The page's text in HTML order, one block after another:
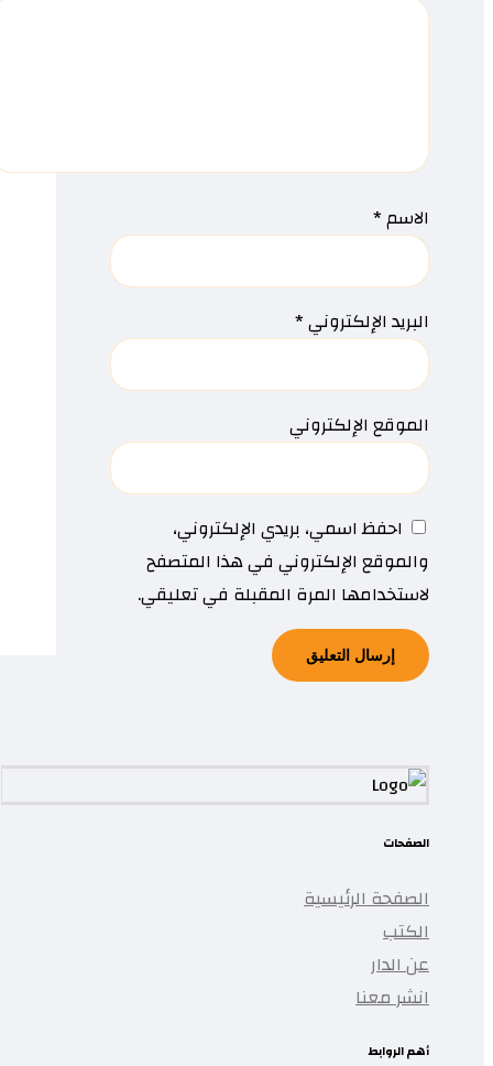
الاسم*
البريد الإلكتروني*
الموقع الإلكتروني
احفظ اسمي، بريدي الإلكتروني،
والموقع الإلكتروني في هذا المتصفح
لاستخدامها المرة المقبلة في تعليقي.
الصفحات
الصفحة الرئيسية
الكتب
عن الدار
انشر معنا
أهم الروابط